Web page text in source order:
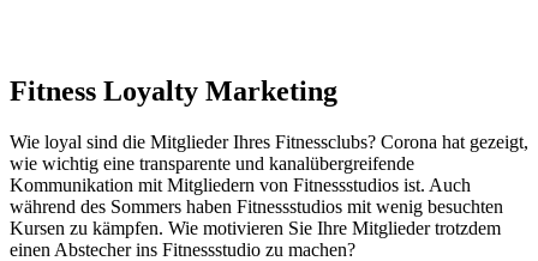
Fitness Loyalty Marketing
Wie loyal sind die Mitglieder Ihres Fitnessclubs? Corona hat gezeigt,
wie wichtig eine transparente und kanalübergreifende
Kommunikation mit Mitgliedern von Fitnessstudios ist. Auch
während des Sommers haben Fitnessstudios mit wenig besuchten
Kursen zu kämpfen. Wie motivieren Sie Ihre Mitglieder trotzdem
einen Abstecher ins Fitnessstudio zu machen?